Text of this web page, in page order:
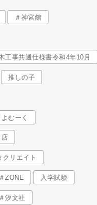
＃神宮館
事共通仕様書令和4年10月
推しの子
よむーく
店
クリエイト
ZONE 入学試験
汐文社